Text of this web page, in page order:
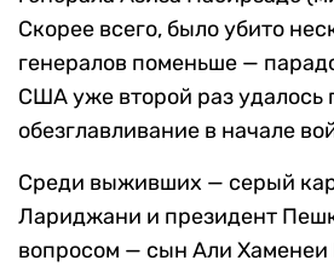
Скорее всего, было убито
генералов поменьше —
США уже второй раз удалось
обезглавливание в начале
Среди выживших — серый
Лариджани и президент
вопросом — сын Али